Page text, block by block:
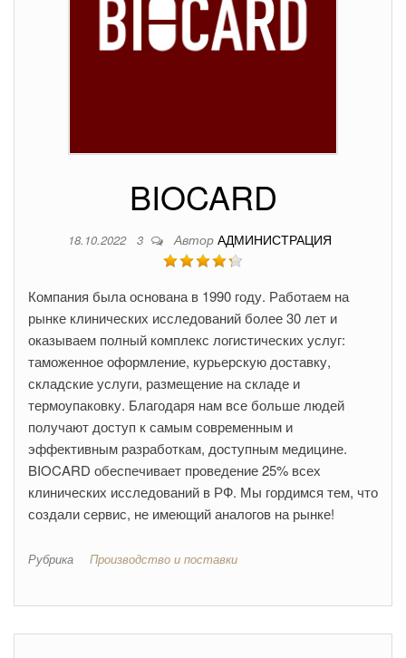
BIOCARD
18.10.2022 3 Автор АДМИНИСТРАЦИЯ
Компания была основана в 1990 году. Работаем на
рынке клинических исследований более 30 лет и
оказываем полный комплекс логистических услуг:
таможенное оформление, курьерскую доставку,
складские услуги, размещение на складе и
термоупаковку. Благодаря нам все больше людей
получают доступ к самым современным и
эффективным разработкам, доступным медицине.
BIOCARD обеспечивает проведение 25% всех
клинических исследований в РФ. Мы гордимся тем, что
создали сервис, не имеющий аналогов на рынке!
Рубрика Производство и поставки